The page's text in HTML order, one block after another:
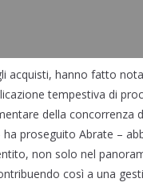
acquisti, hanno fatto
tempestiva di
della
ha proseguito Abrate –
non solo nel
così a una